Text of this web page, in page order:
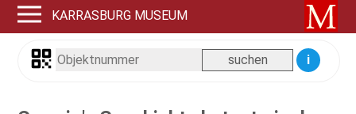
KARRASBURG MUSEUM
i